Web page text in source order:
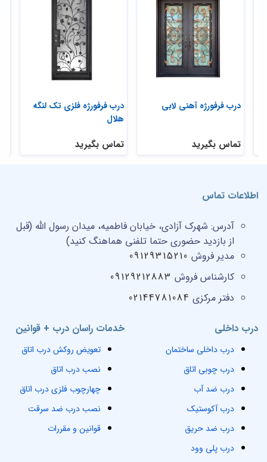
درب فرفورژه فلزی تک لنگه
هلال
تماس بگیرید
درب فرفورژه آهنی لابی
تماس بگیرید
خدمات راسان درب + قوانین
تعویض روکش درب اتاق
نصب درب اتاق
چهارچوب فلزی درب اتاق
نصب درب ضد سرقت
قوانین و مقررات
درب داخلی
درب داخلی ساختمان
درب چوبی اتاق
درب ضد آب
درب آکوستیک
درب ضد حریق
درب پلی وود
اطلاعات تماس
آدرس: شهرک آزادی، خیابان فاطمیه، میدان رسول الله (قبل
از بازدید حضوری حتما تلفنی هماهنگ کنید)
مدیر فروش 09129315210
کارشناس فروش 09129212883
دفتر مرکزی 02144781084